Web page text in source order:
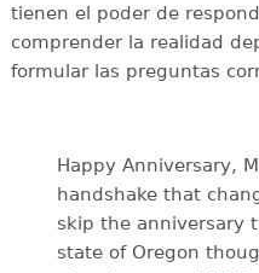
tienen el poder de
comprender la realidad
formular las preguntas
Happy Anniversary,
handshake that
skip the anniversary
state of Oregon